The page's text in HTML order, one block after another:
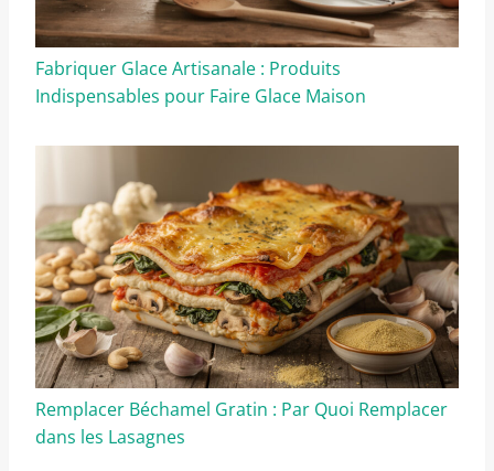
Fabriquer Glace Artisanale : Produits
Indispensables pour Faire Glace Maison
Remplacer Béchamel Gratin : Par Quoi Remplacer
dans les Lasagnes